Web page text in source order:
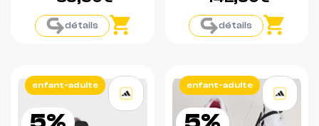
détails détails
enfant-adulte enfant-adulte